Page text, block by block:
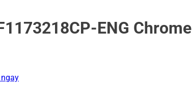
ENG Chrome